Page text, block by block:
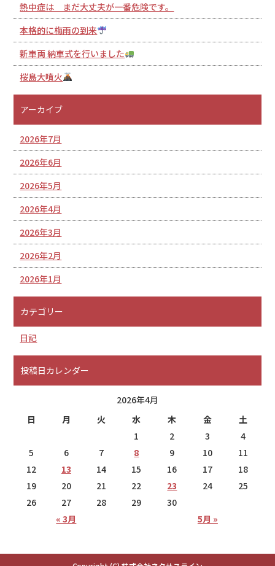
熱中症は まだ大丈夫が一番危険です。
本格的に梅雨の到来
新車両 納車式を行いました
桜島大噴火
アーカイブ
2026年7月
2026年6月
2026年5月
2026年4月
2026年3月
2026年2月
2026年1月
カテゴリー
日記
投稿日カレンダー
2026年4月
日
月 火 水 木 金 土
« 3月 5月 »
1 2 3
4
5
6 7 8 9 10
11
12
13 14 15 16 17
18
19
20 21 22 23 24
25
26
27 28 29 30